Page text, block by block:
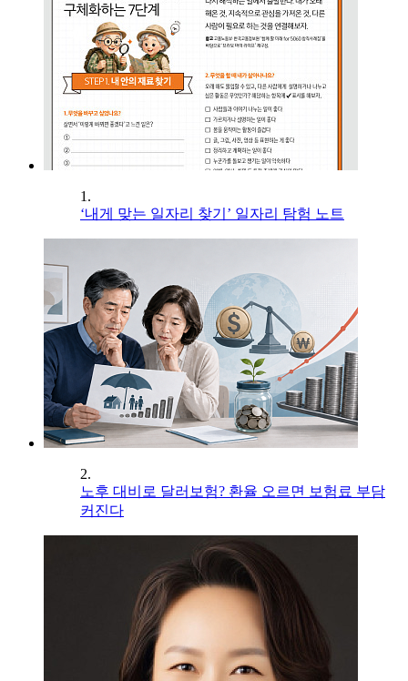
1.
‘내게 맞는 일자리 찾기’ 일자리 탐험 노트
2.
노후 대비로 달러보험? 환율 오르면 보험료 부담
커진다